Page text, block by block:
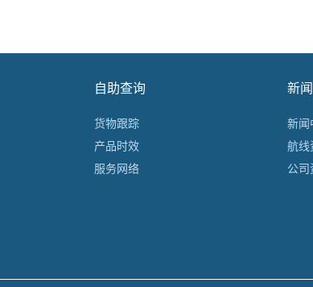
自助查询
货物跟踪
产品时效
服务网络
新
新闻
航线
公司